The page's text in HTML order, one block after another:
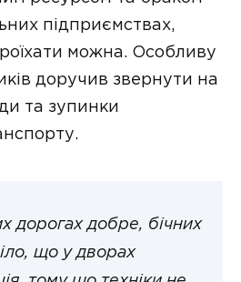
підприємствах,
можна. Особливу
доручив звернути на
та зупинки
дорогах добре, бічних
що у дворах